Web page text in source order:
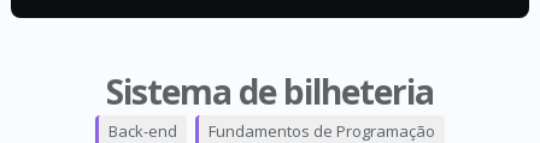
Sistema de bilheteria
Back-end Fundamentos de Programação